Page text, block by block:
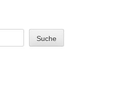
Suche